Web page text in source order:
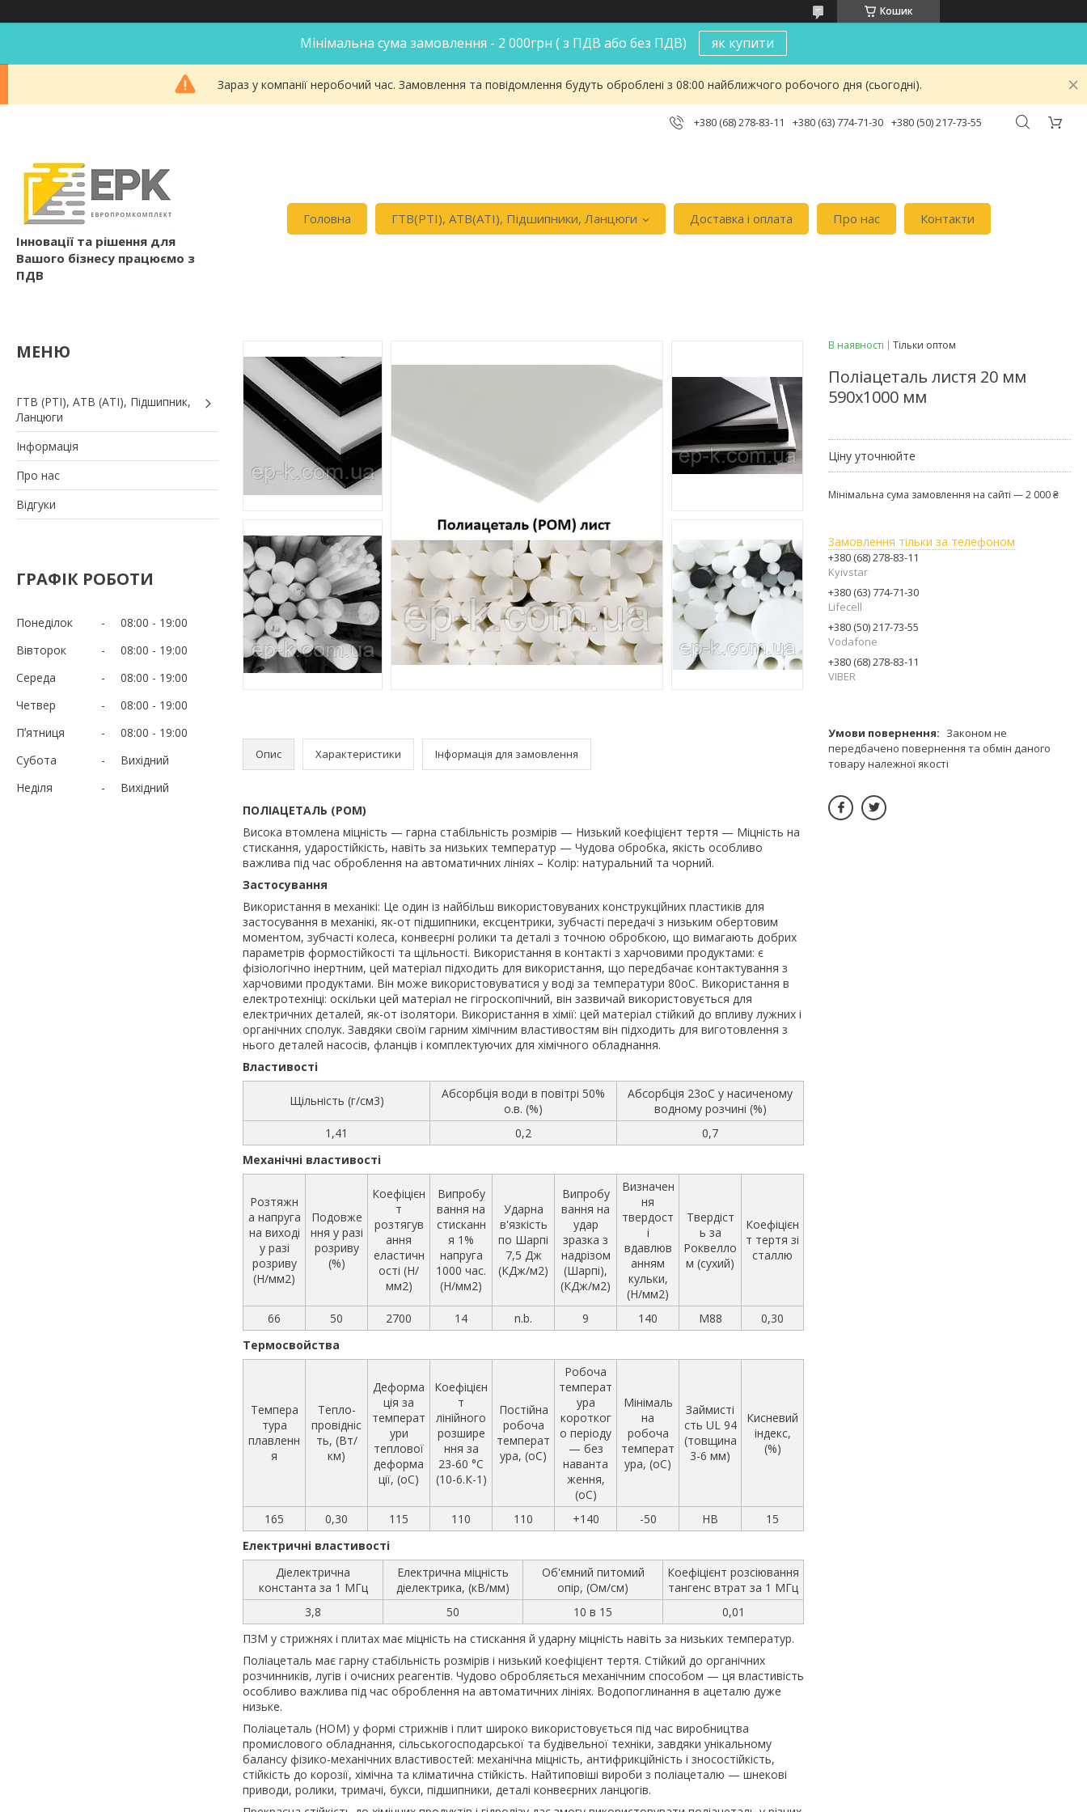
Кошик
Мінімальна сума замовлення - 2 000грн ( з ПДВ або без ПДВ) як купити
Зараз у компанії неробочий час. Замовлення та повідомлення будуть оброблені з 08:00 найближчого робочого дня (сьогодні).
+380 (68) 278-83-11 +380 (63) 774-71-30 +380 (50) 217-73-55
Інновації та рішення для
Вашого бізнесу працюємо з
ПДВ
Головна ГТВ(РТI), АТВ(АТI), Пiдшипники, Ланцюги Доставка i оплата Про нас Контакти
ГТВ (РТI), АТВ (АТI), Пiдшипник,
Ланцюги
Iнформація
Про нас
Вiдгуки
ГРАФІК РОБОТИ
Понеділок 08:00
19:00
Вівторок
08:00
19:00
Середа
08:00
19:00
Четвер
08:00
19:00
Пʼятниця
08:00
19:00
Субота
Вихідний
Неділя
Вихідний
Опис Характеристики Інформація для замовлення
ПОЛІАЦЕТАЛЬ (POM)
Висока втомлена міцність — гарна стабільність розмірів — Низький коефіцієнт тертя — Міцність на
стискання, ударостійкість, навіть за низьких температур — Чудова обробка, якість особливо
важлива під час оброблення на автоматичних лініях – Колір: натуральний та чорний.
Застосування
Використання в механікі: Це один із найбільш використовуваних конструкційних пластиків для
застосування в механікі, як-от підшипники, ексцентрики, зубчасті передачі з низьким обертовим
моментом, зубчасті колеса, конвеєрні ролики та деталі з точною обробкою, що вимагають добрих
параметрів формостійкості та щільності. Використання в контакті з харчовими продуктами: є
фізіологічно інертним, цей матеріал підходить для використання, що передбачає контактування з
харчовими продуктами. Він може використовуватися у воді за температури 80oС. Використання в
електротехніці: оскільки цей матеріал не гігроскопічний, він зазвичай використовується для
електричних деталей, як-от ізолятори. Використання в хімії: цей матеріал стійкий до впливу лужних і
органічних сполук. Завдяки своїм гарним хімічним властивостям він підходить для виготовлення з
нього деталей насосів, фланців і комплектуючих для хімічного обладнання.
Властивості
Щільність (г/см3)
Абсорбція води в повітрі 50%
о.в. (%)
Абсорбція 23oС у насиченому
водному розчині (%)
1,41
0,2
0,7
Механічні властивості
Розтяжн
а напруга
на виході
у разі
розриву
(Н/мм2)
Подовже
ння у разі
розриву
(%)
Коефіцієн
т
розтягув
ання
еластичн
ості (Н/
мм2)
Випробу
вання на
стисканн
я 1%
напруга
1000 час.
(Н/мм2)
Ударна
в'язкість
по Шарпі
7,5 Дж
(КДж/м2)
Випробу
вання на
удар
зразка з
надрізом
(Шарпі),
(КДж/м2)
Визначен
ня
твердост
і
вдавлюв
анням
кульки,
(Н/мм2)
Твердіст
ь за
Роквелло
м (сухий)
Коефіцієн
т тертя зі
сталлю
66 50 2700 14 n.b. 9 140 M88
0,30
Термосвойства
Темпера
тура
плавленн
я
Тепло-
провідніс
ть, (Вт/
км)
Деформа
ція за
температ
ури
теплової
деформа
ції, (oС)
Коефіцієн
т
лінійного
розшире
ння за
23-60 °C
(10-6.К-1)
Постійна
робоча
температ
ура, (oС)
Робоча
температ
ура
коротког
о періоду
— без
наванта
ження,
(oС)
Мінімаль
на
робоча
температ
ура, (oС)
Займисті
сть UL 94
(товщина
3-6 мм)
Кисневий
індекс,
(%)
165 0,30 115 110 110 +140 -50 HB
15
Електричні властивості
Діелектрична
константа за 1 МГц
Електрична міцність
діелектрика, (кВ/мм)
Об'ємний питомий
опір, (Ом/см)
Коефіцієнт розсіювання
тангенс втрат за 1 МГц
3,8
50 10 в 15
0,01
ПЗМ у стрижнях і плитах має міцність на стискання й ударну міцність навіть за низьких температур.
Поліацеталь має гарну стабільність розмірів і низький коефіцієнт тертя. Стійкий до органічних
розчинників, лугів і очисних реагентів. Чудово обробляється механічним способом — ця властивість
особливо важлива під час оброблення на автоматичних лініях. Водопоглинання в ацеталю дуже
низьке.
Поліацеталь (НОМ) у формі стрижнів і плит широко використовується під час виробництва
промислового обладнання, сільськогосподарської та будівельної техніки, завдяки унікальному
балансу фізико-механічних властивостей: механічна міцність, антифрикційність і зносостійкість,
стійкість до корозії, хімічна та кліматична стійкість. Найтиповіші вироби з поліацеталю — шнекові
приводи, ролики, тримачі, букси, підшипники, деталі конвеєрних ланцюгів.
В наявності Тільки оптом
Поліацеталь листя 20 мм
590х1000 мм
Ціну уточнюйте
Мінімальна сума замовлення на сайті — 2 000 ₴
Замовлення тільки за телефоном
+380 (68) 278-83-11
Kyivstar
+380 (63) 774-71-30
Lifecell
+380 (50) 217-73-55
Vodafone
+380 (68) 278-83-11
VIBER
Законом не
передбачено повернення та обмін даного
товару належної якості